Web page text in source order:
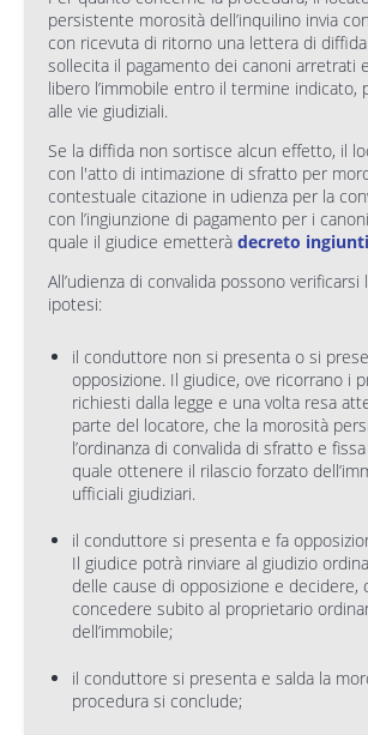
persistente morosità dell’inquilino invia
con ricevuta di ritorno una lettera di
sollecita il pagamento dei canoni arretrati
libero l’immobile entro il termine indicato,
alle vie giudiziali.
Se la diffida non sortisce alcun effetto, il
con l'atto di intimazione di sfratto per
contestuale citazione in udienza per la
con l’ingiunzione di pagamento per i
quale il giudice emetterà decreto
All’udienza di convalida possono verificarsi
ipotesi:
il conduttore non si presenta o si
opposizione. Il giudice, ove ricorrano i
richiesti dalla legge e una volta resa
parte del locatore, che la morosità
l’ordinanza di convalida di sfratto e
quale ottenere il rilascio forzato
ufficiali giudiziari.
il conduttore si presenta e fa
Il giudice potrà rinviare al giudizio
delle cause di opposizione e decidere,
concedere subito al proprietario
dell’immobile;
il conduttore si presenta e salda la
procedura si conclude;